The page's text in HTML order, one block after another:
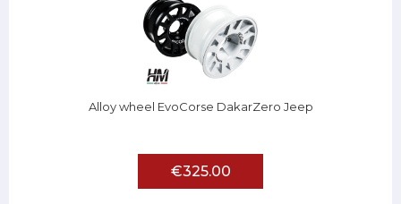
Alloy wheel EvoCorse DakarZero Jeep
€325.00